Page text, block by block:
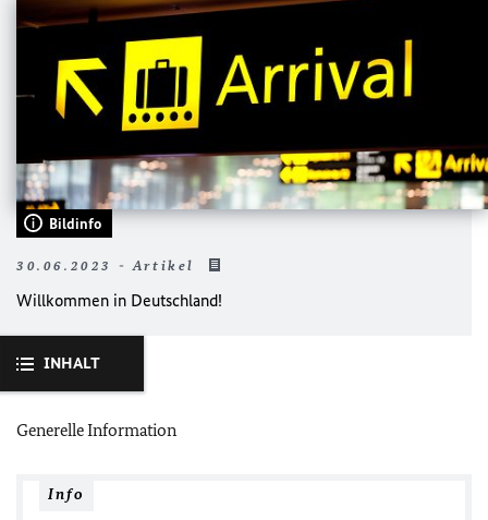
Bildinfo
30.06.2023 - Artikel
Willkommen in Deutschland!
INHALT
Generelle Information
Info